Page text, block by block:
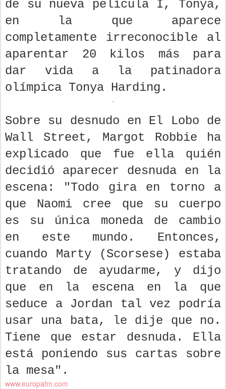
de su nueva película I, Tonya,
en la que aparece
completamente irreconocible al
aparentar 20 kilos más para
dar vida a la patinadora
olímpica Tonya Harding.
Sobre su desnudo en El Lobo de
Wall Street, Margot Robbie ha
explicado que fue ella quién
decidió aparecer desnuda en la
escena: "Todo gira en torno a
que Naomi cree que su cuerpo
es su única moneda de cambio
en este mundo. Entonces,
cuando Marty (Scorsese) estaba
tratando de ayudarme, y dijo
que en la escena en la que
seduce a Jordan tal vez podría
usar una bata, le dije que no.
Tiene que estar desnuda. Ella
está poniendo sus cartas sobre
la mesa".
www.europafm.com